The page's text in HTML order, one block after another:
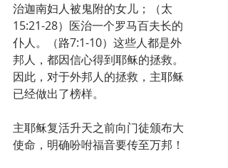
治迦南妇人被鬼附的女儿；（太
15:21-28）医治一个罗马百夫长的
仆人。（路7:1-10）这些人都是外
邦人，都因信心得到耶稣的拯救。
因此，对于外邦人的拯救，主耶稣
已经做出了榜样。
主耶稣复活升天之前向门徒颁布大
使命，明确吩咐福音要传至万邦！